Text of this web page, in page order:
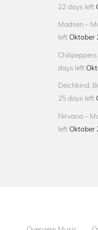
22 days left
Madsen –
left Oktober
Chilipeppers
days left
Deichkind,
25 days left
Nirvana –
left Oktober